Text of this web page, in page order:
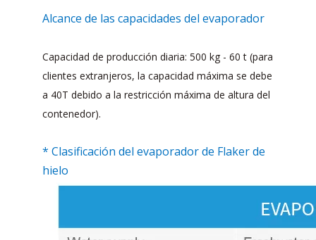
Alcance de las capacidades del evaporador
Capacidad de producción diaria: 500 kg - 60 t (para
clientes extranjeros, la capacidad máxima se debe
a 40T debido a la restricción máxima de altura del
contenedor).
* Clasificación del evaporador de Flaker de
hielo